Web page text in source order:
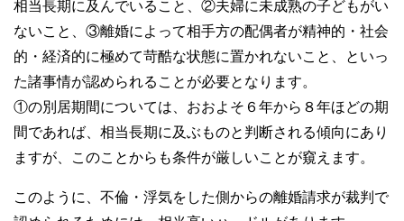
相当長期に及んでいること、②夫婦に未成熟の子どもがい
ないこと、③離婚によって相手方の配偶者が精神的・社会
的・経済的に極めて苛酷な状態に置かれないこと、といっ
た諸事情が認められることが必要となります。
①の別居期間については、おおよそ６年から８年ほどの期
間であれば、相当長期に及ぶものと判断される傾向にあり
ますが、このことからも条件が厳しいことが窺えます。
このように、不倫・浮気をした側からの離婚請求が裁判で